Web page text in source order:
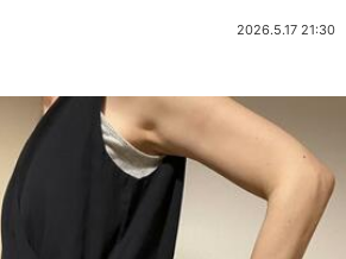
2026.5.17 21:30